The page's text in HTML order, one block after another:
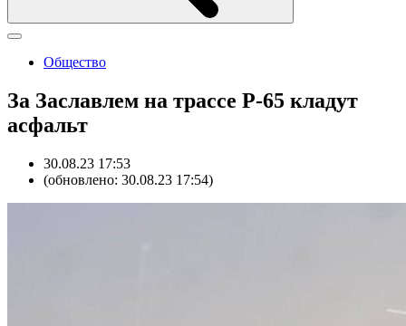
Общество
За Заславлем на трассе P-65 кладут
асфальт
30.08.23 17:53
(обновлено: 30.08.23 17:54)